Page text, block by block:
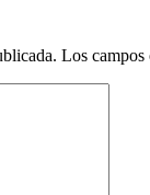
Los campos